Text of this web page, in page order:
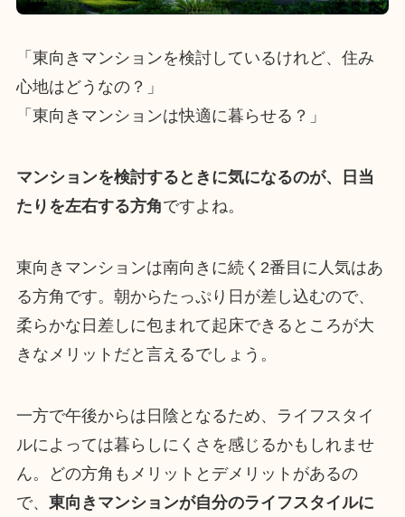
「東向きマンションを検討しているけれど、住み
心地はどうなの？」
「東向きマンションは快適に暮らせる？」
マンションを検討するときに気になるのが、日当
たりを左右する方角ですよね。
東向きマンションは南向きに続く2番目に人気はあ
る方角です。朝からたっぷり日が差し込むので、
柔らかな日差しに包まれて起床できるところが大
きなメリットだと言えるでしょう。
一方で午後からは日陰となるため、ライフスタイ
ルによっては暮らしにくさを感じるかもしれませ
ん。どの方角もメリットとデメリットがあるの
で、 東向きマンションが自分のライフスタイルに